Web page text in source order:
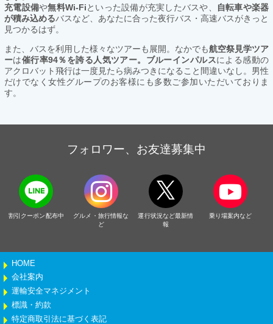
充電設備や無料Wi-Fiといった設備が充実したバスや、
自転車や楽器
が積み込めるバスなど、あなたに合った夜行バス・高速バスがきっと
見つかるはず。
また、バスを利用した様々なツアーも展開。なかでも航空祭見学ツア
ーは催行率94％を誇る人気ツアー。ブルーインパルスによる感動の
アクロバット飛行は一度見たら病みつきになること間違いなし。男性
だけでなく女性グループのお客様にも多数ご参加いただいておりま
す。
フォロワー、お友達募集中
割引クーポン配布中
グルメ・旅行情報な
ど
運行状況など最新情
報
乗り場案内など
HOME
会社案内
運輸安全マネジメント
標識・約款
特定商取引法に基づく表記